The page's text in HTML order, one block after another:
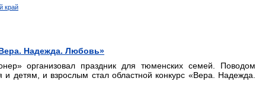
край
Надежда. Любовь»
организовал праздник для тюменских семей. Поводом
и детям, и взрослым стал областной конкурс «Вера. Надежда.